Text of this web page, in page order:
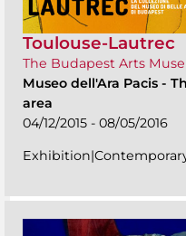
Toulouse-Lautrec
The Budapest Arts
Museo dell'Ara Pacis -
area
04/12/2015 - 08/05/2016